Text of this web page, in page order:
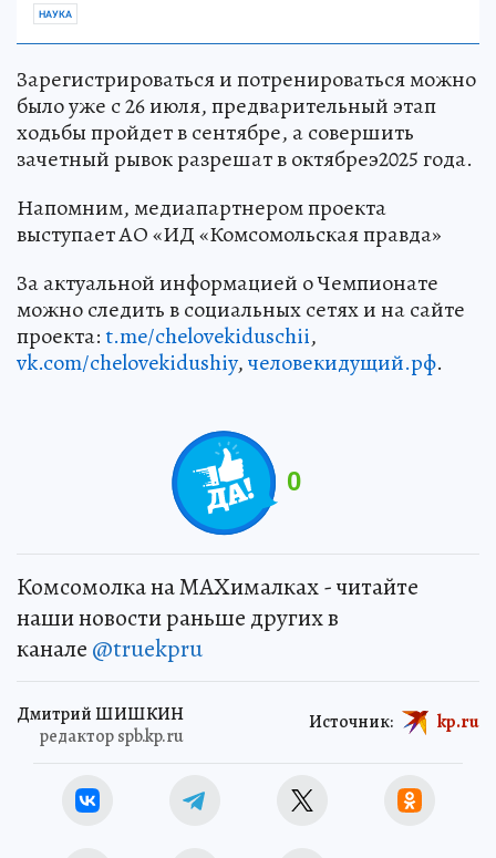
НАУКА
Зарегистрироваться и потренироваться можно
было уже с 26 июля, предварительный этап
ходьбы пройдет в сентябре, а совершить
зачетный рывок разрешат в октябреэ2025 года.
Напомним, медиапартнером проекта
выступает АО «ИД «Комсомольская правда»
За актуальной информацией о Чемпионате
можно следить в социальных сетях и на сайте
проекта:t.me/chelovekiduschii,
vk.com/chelovekidushiy,человекидущий.рф.
0
Комсомолка на MAXималках - читайте
наши новости раньше других в
канале @truekpru
Дмитрий ШИШКИН
редактор spb.kp.ru
Источник: kp.ru